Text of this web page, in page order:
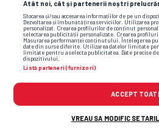
Atât noi, cât și partenerii noștri
Stocarea și/sau accesarea informațiilor de pe un
Dezvoltarea și îmbunătățirea serviciilor. Utilizarea
personalizat. Crearea profilurilor de conținut
selectarea publicității personalizate. Crearea
Măsurarea performanței conținutului. Înțelegerea
date din surse diferite. Utilizarea datelor limitate
limitate pentru a selecta publicitatea. Date precise
dispozitivului.
Listă parteneri (furnizori)
ACCEPT
VREAU SA MODIFIC